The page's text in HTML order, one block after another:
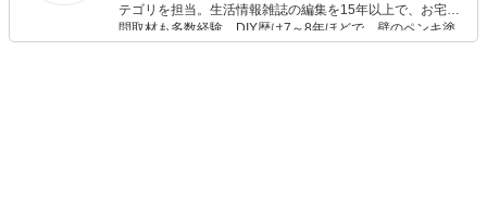
も、講演、テレビ、新聞、雑誌など、多方面で防犯の啓蒙
活動を展開中。
テゴリを担当。生活情報雑誌の編集を15年以上で、お宅訪
問取材も多数経験。DIY歴は7～8年ほどで、壁のペンキ塗
りや壁紙チェンジなどもチャレンジ済み。初心者でもモノ